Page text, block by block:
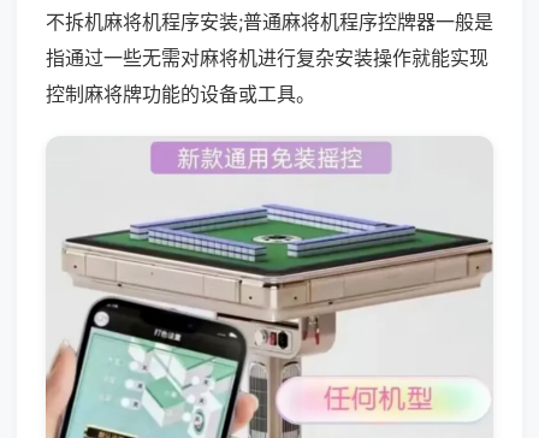
不拆机麻将机程序安装;普通麻将机程序控牌器一般是
指通过一些无需对麻将机进行复杂安装操作就能实现
控制麻将牌功能的设备或工具。